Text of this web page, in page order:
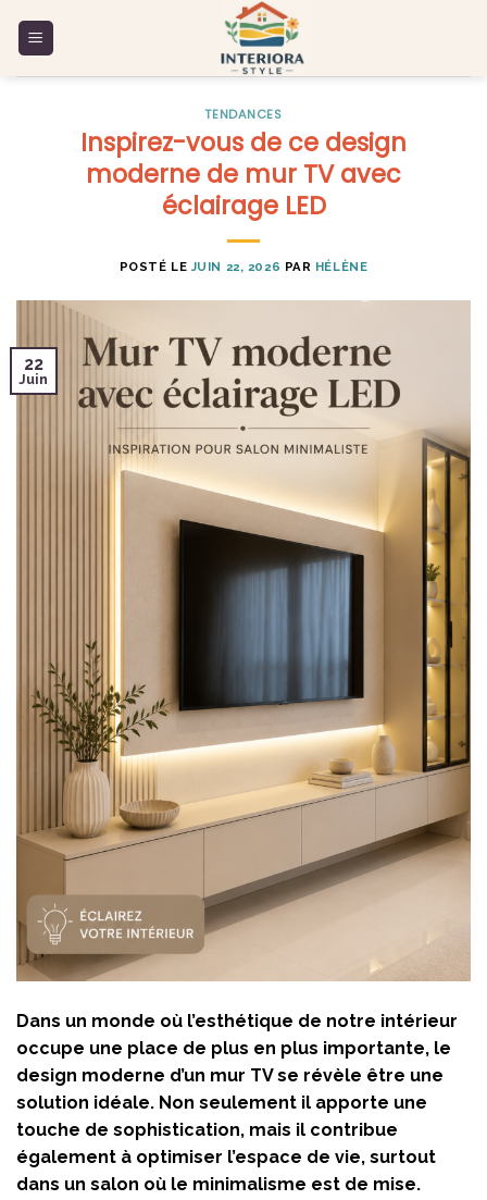
TENDANCES
Inspirez-vous de ce design
moderne de mur TV avec
éclairage LED
POSTÉ LE JUIN 22, 2026 PAR HÉLÈNE
22
Juin
Dans un monde où l’esthétique de notre intérieur
occupe une place de plus en plus importante, le
design moderne d’un mur TV se révèle être une
solution idéale. Non seulement il apporte une
touche de sophistication, mais il contribue
également à optimiser l’espace de vie, surtout
dans un salon où le minimalisme est de mise.